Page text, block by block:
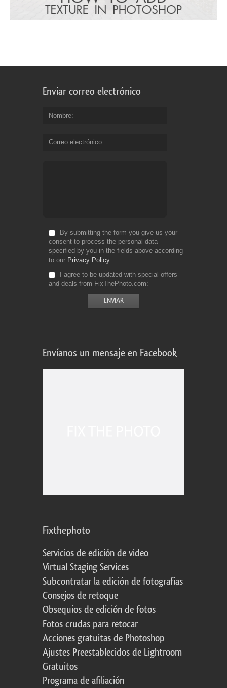
Enviar correo electrónico
Nombre
Correo electrónico
By submitting the form you give us your
consent to process the personal data
specified by you in the fields above according
to our Privacy Policy
I agree to be updated with special offers
and deals from FixThePhoto.com
Envíanos un mensaje en Facebook
Fixthephoto
Servicios de edición de video
Virtual Staging Services
Subcontratar la edición de fotografías
Consejos de retoque
Obsequios de edición de fotos
Fotos crudas para retocar
Acciones gratuitas de Photoshop
Ajustes Preestablecidos de Lightroom
Gratuitos
Programa de afiliación